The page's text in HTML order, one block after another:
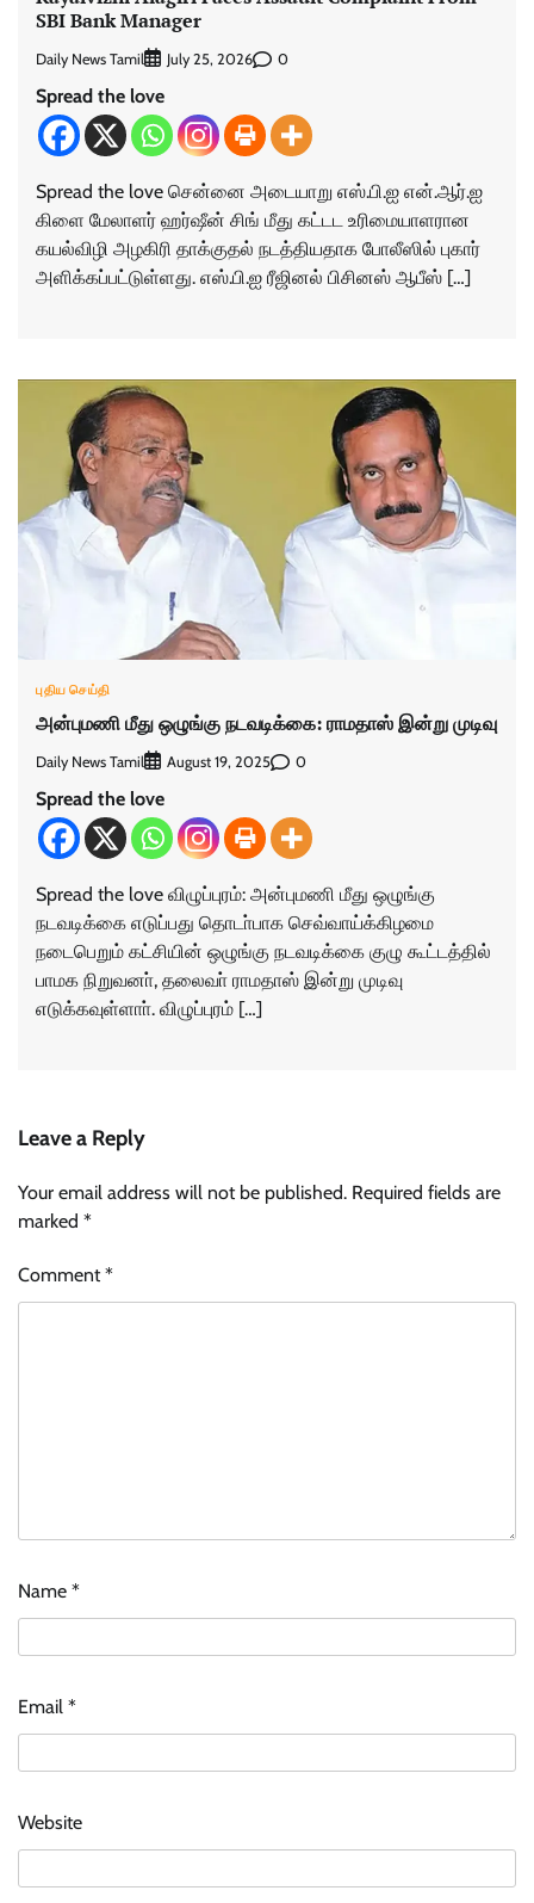
SBI Bank Manager
Daily News Tamil July 25, 2026 0
Spread the love
Spread the love சென்னை அடையாறு எஸ்.பி.ஐ என்.ஆர்.ஐ
கிளை மேலாளர் ஹர்ஷீன் சிங் மீது கட்டட உரிமையாளரான
கயல்விழி அழகிரி தாக்குதல் நடத்தியதாக போலீஸில் புகார்
அளிக்கப்பட்டுள்ளது. எஸ்.பி.ஐ ரீஜினல் பிசினஸ் ஆபீஸ் […]
புதிய செய்தி
அன்புமணி மீது ஒழுங்கு நடவடிக்கை: ராமதாஸ் இன்று முடிவு
Daily News Tamil August 19, 2025 0
Spread the love
Spread the love விழுப்புரம்: அன்புமணி மீது ஒழுங்கு
நடவடிக்கை எடுப்பது தொடா்பாக செவ்வாய்க்கிழமை
நடைபெறும் கட்சியின் ஒழுங்கு நடவடிக்கை குழு கூட்டத்தில்
பாமக நிறுவனா், தலைவா் ராமதாஸ் இன்று முடிவு
எடுக்கவுள்ளாா். விழுப்புரம் […]
Leave a Reply
Your email address will not be published. Required fields are
marked *
Comment*
Name *
Email *
Website